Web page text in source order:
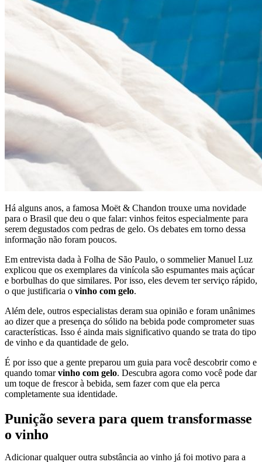
Há alguns anos, a famosa Moët & Chandon trouxe uma novidade
para o Brasil que deu o que falar: vinhos feitos especialmente para
serem degustados com pedras de gelo. Os debates em torno dessa
informação não foram poucos.
Em entrevista dada à Folha de São Paulo, o sommelier Manuel Luz
explicou que os exemplares da vinícola são espumantes mais açúcar
e borbulhas do que similares. Por isso, eles devem ter serviço rápido,
o que justificaria o vinho com gelo.
Além dele, outros especialistas deram sua opinião e foram unânimes
ao dizer que a presença do sólido na bebida pode comprometer suas
características. Isso é ainda mais significativo quando se trata do tipo
de vinho e da quantidade de gelo.
É por isso que a gente preparou um guia para você descobrir como e
quando tomarvinho com gelo. Descubra agora como você pode dar
um toque de frescor à bebida, sem fazer com que ela perca
completamente sua identidade.
Punição severa para quem transformasse
o vinho
Adicionar qualquer outra substância ao vinho já foi motivo para a